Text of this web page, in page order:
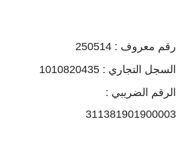
رقم معروف : 250514
السجل التجاري : 1010820435
الرقم الضريبي :
311381901900003